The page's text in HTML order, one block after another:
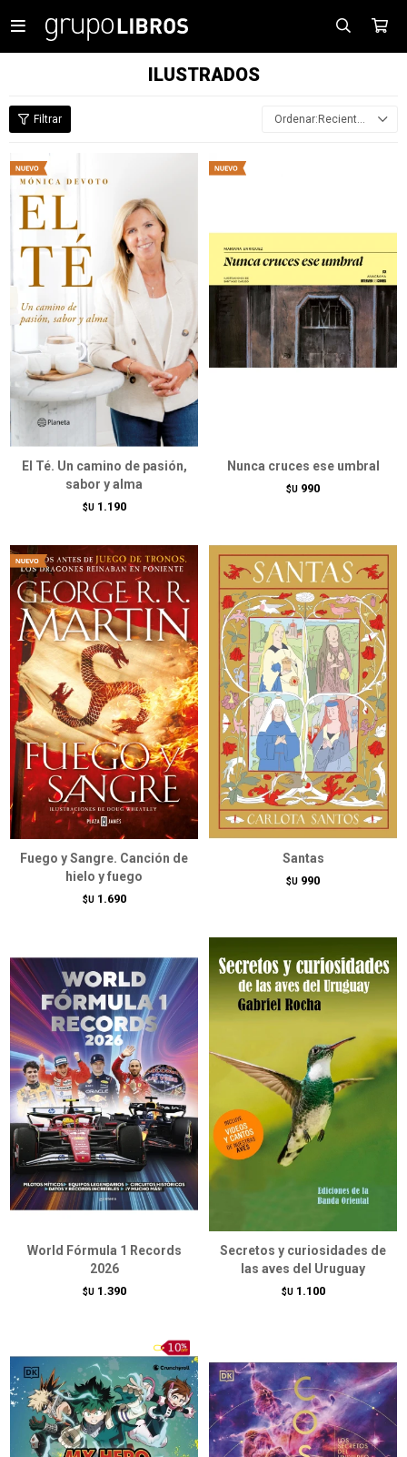

ILUSTRADOS
Recientes
El Té. Un camino de pasión,
sabor y alma
$U 1.190
Nunca cruces ese umbral
$U 990
Fuego y Sangre. Canción de
hielo y fuego
$U 1.690
Santas
$U 990
World Fórmula 1 Records
2026
$U 1.390
Secretos y curiosidades de
las aves del Uruguay
$U 1.100